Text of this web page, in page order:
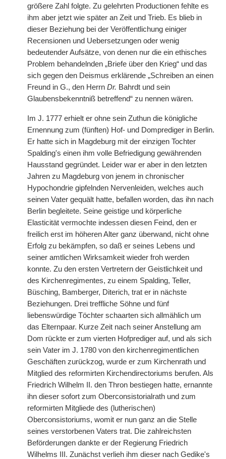
größere Zahl folgte. Zu gelehrten Productionen fehlte es
ihm aber jetzt wie später an Zeit und Trieb. Es blieb in
dieser Beziehung bei der Veröffentlichung einiger
Recensionen und Uebersetzungen oder wenig
bedeutender Aufsätze, von denen nur die ein ethisches
Problem behandelnden „Briefe über den Krieg“ und das
sich gegen den Deismus erklärende „Schreiben an einen
Freund in G., den Herrn Dr. Bahrdt und sein
Glaubensbekenntniß betreffend“ zu nennen wären.
Im J. 1777 erhielt er ohne sein Zuthun die königliche
Ernennung zum (fünften) Hof- und Domprediger in Berlin.
Er hatte sich in Magdeburg mit der einzigen Tochter
Spalding's einen ihm volle Befriedigung gewährenden
Hausstand gegründet. Leider war er aber in den letzten
Jahren zu Magdeburg von jenem in chronischer
Hypochondrie gipfelnden Nervenleiden, welches auch
seinen Vater gequält hatte, befallen worden, das ihn nach
Berlin begleitete. Seine geistige und körperliche
Elasticität vermochte indessen diesen Feind, den er
freilich erst im höheren Alter ganz überwand, nicht ohne
Erfolg zu bekämpfen, so daß er seines Lebens und
seiner amtlichen Wirksamkeit wieder froh werden
konnte. Zu den ersten Vertretern der Geistlichkeit und
des Kirchenregimentes, zu einem Spalding, Teller,
Büsching, Bamberger, Diterich, trat er in nächste
Beziehungen. Drei treffliche Söhne und fünf
liebenswürdige Töchter schaarten sich allmählich um
das Elternpaar. Kurze Zeit nach seiner Anstellung am
Dom rückte er zum vierten Hofprediger auf, und als sich
sein Vater im J. 1780 von den kirchenregimentlichen
Geschäften zurückzog, wurde er zum Kirchenrath und
Mitglied des reformirten Kirchendirectoriums berufen. Als
Friedrich Wilhelm II. den Thron bestiegen hatte, ernannte
ihn dieser sofort zum Oberconsistorialrath und zum
reformirten Mitgliede des (lutherischen)
Oberconsistoriums, womit er nun ganz an die Stelle
seines verstorbenen Vaters trat. Die zahlreichsten
Beförderungen dankte er der Regierung Friedrich
Wilhelms III. Zunächst verlieh ihm dieser nach Gedike's